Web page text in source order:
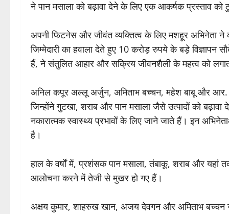
ने पान मसाला को बढ़ावा देने के लिए एक आकर्षक प्रस्ताव
अपनी फिटनेस और जीवंत व्यक्तित्व के लिए मशहूर अभिनेता
जिम्मेदारी का हवाला देते हुए 10 करोड़ रुपये के बड़े
हैं, ने संतुलित आहार और सक्रिय जीवनशैली के महत्व को
अनिल कपूर अल्लू अर्जुन, अमिताभ बच्चन, महेश बाबू और आर.
जिन्होंने गुटखा, शराब और पान मसाला जैसे उत्पादों को
नकारात्मक स्वास्थ्य प्रभावों के लिए जाने जाते हैं। इन
है।
हाल के वर्षों में, प्रशंसक पान मसाला, तंबाकू, शराब और यहां
आलोचना करने में तेजी से मुखर हो गए हैं।
अक्षय कुमार, शाहरुख खान, अजय देवगन और अमिताभ बच्चन